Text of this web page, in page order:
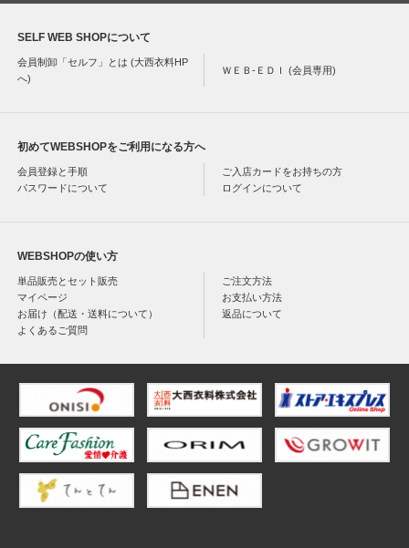
SELF WEB SHOPについて
会員制卸「セルフ」とは (大西衣料HP
へ)
ＷＥＢ-ＥＤＩ (会員専用)
初めてWEBSHOPをご利用になる方へ
会員登録と手順
ご入店カードをお持ちの方
パスワードについて
ログインについて
WEBSHOPの使い方
単品販売とセット販売
ご注文方法
マイページ
お支払い方法
お届け（配送・送料について）
返品について
よくあるご質問